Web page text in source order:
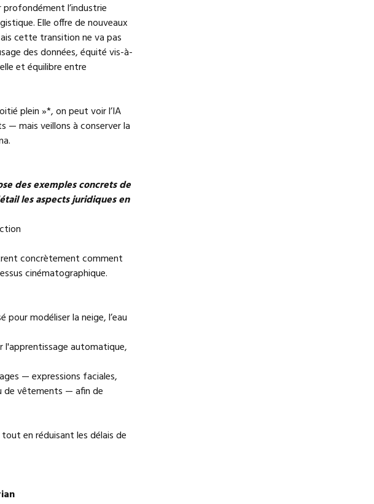
l’industrie
Elle offre de nouveaux
cette transition ne va pas
des données, équité vis-à-
et équilibre entre
plein »*, on peut voir l’IA
— mais veillons à conserver la
des exemples concrets de
les aspects juridiques en
concrètement comment
cinématographique.
pour modéliser la neige, l’eau
l'apprentissage automatique,
— expressions faciales,
de vêtements — afin de
en réduisant les délais de